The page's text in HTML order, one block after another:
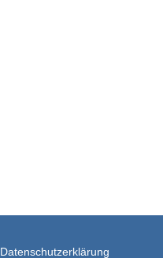
Datenschutzerklärung